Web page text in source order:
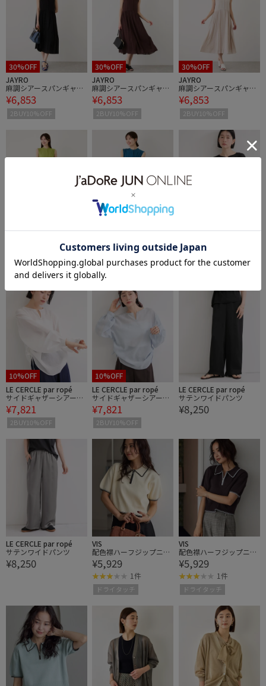
30%OFF
JAYRO
麻調シアースパンギャザ
ー切替ワンピース
¥6,853
2BUY10%OFF
30%OFF
JAYRO
麻調シアースパンギャザ
ー切替ワンピース
¥6,853
2BUY10%OFF
30%OFF
JAYRO
麻調シアースパンギャザ
ー切替ワンピース
¥6,853
2BUY10%OFF
JAYRO
麻調シアースパンギャザ
ー切替ワンピース
2BUY10%OFF
JAYRO
麻調シアースパンギャザ
ー切替ワンピース
¥6,853
2BUY10%OFF
LE CERCLE par ropé
サイドギャザーシアーシ
ャツ
¥7,821
2BUY10%OFF
10%OFF
LE CERCLE par ropé
サイドギャザーシアーシ
ャツ
¥7,821
2BUY10%OFF
10%OFF
LE CERCLE par ropé
サイドギャザーシアーシ
ャツ
¥7,821
2BUY10%OFF
LE CERCLE par ropé
サテンワイドパンツ
¥8,250
LE CERCLE par ropé
サテンワイドパンツ
¥8,250
VIS
配色襟ハーフジップニッ
トプルオーバー
¥5,929
1件
ドライタッチ
VIS
配色襟ハーフジップニッ
トプルオーバー
¥5,929
1件
ドライタッチ